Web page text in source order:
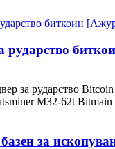
рударство
за рударство
M32-62t
за